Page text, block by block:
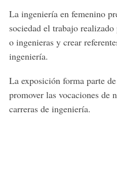
La ingeniería en femenino
sociedad el trabajo
o ingenieras y crear
ingeniería.
La exposición forma parte
promover las vocaciones de
carreras de ingeniería.